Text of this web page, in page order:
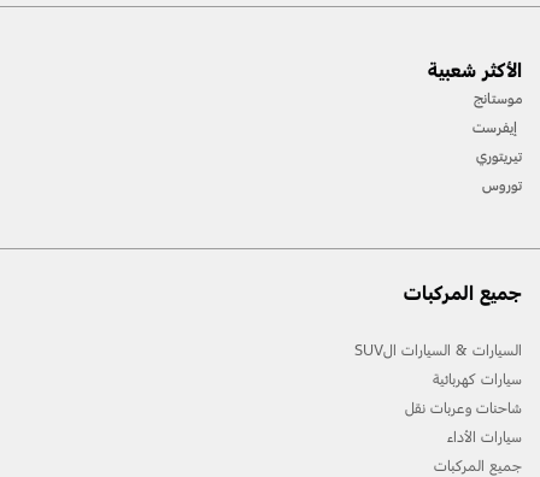
المسارات، واستخدام معدّات السّلامة المناسبة.
2. لن تتوفّر جميع ميّزات المركبة في جميع الأسواق. اتّصل بموزّع فورد المحلّي للحصول على أحدث
الأكثر شعبية
موستانج
إيفرست
تيريتوري
توروس
جميع المركبات
السيارات & السيارات الSUV
سيارات كهربائية
شاحنات وعربات نقل
سيارات الأداء
جميع المركبات